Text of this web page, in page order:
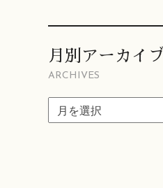
月別アーカイブ
ARCHIVES